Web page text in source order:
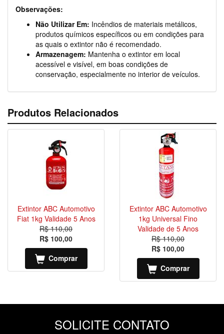
Observações:
Não Utilizar Em: Incêndios de materiais metálicos,
produtos químicos específicos ou em condições para
as quais o extintor não é recomendado.
Armazenagem: Mantenha o extintor em local
acessível e visível, em boas condições de
conservação, especialmente no interior de veículos.
Produtos Relacionados
Extintor ABC Automotivo
Fiat 1kg Validade 5 Anos
R$ 110,00
R$ 100,00
Comprar
Extintor ABC Automotivo
1kg Universal Fino
Validade de 5 Anos
R$ 110,00
R$ 100,00
Comprar
SOLICITE CONTATO